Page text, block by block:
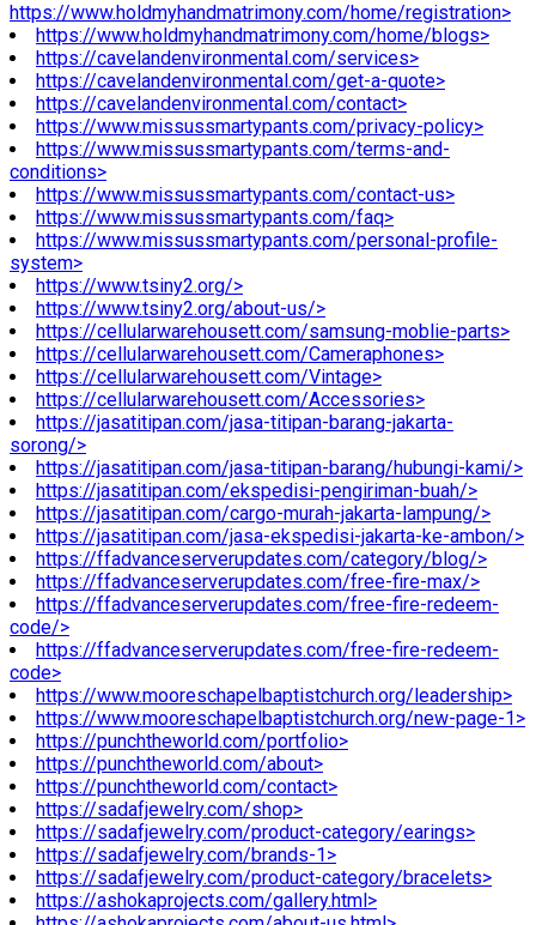
https://www.holdmyhandmatrimony.com/home/registration>
https://www.holdmyhandmatrimony.com/home/blogs>
https://cavelandenvironmental.com/services>
https://cavelandenvironmental.com/get-a-quote>
https://cavelandenvironmental.com/contact>
https://www.missussmartypants.com/privacy-policy>
https://www.missussmartypants.com/terms-and-
conditions>
https://www.missussmartypants.com/contact-us>
https://www.missussmartypants.com/faq>
https://www.missussmartypants.com/personal-profile-
system>
https://www.tsiny2.org/>
https://www.tsiny2.org/about-us/>
https://cellularwarehousett.com/samsung-moblie-parts>
https://cellularwarehousett.com/Cameraphones>
https://cellularwarehousett.com/Vintage>
https://cellularwarehousett.com/Accessories>
https://jasatitipan.com/jasa-titipan-barang-jakarta-
sorong/>
https://jasatitipan.com/jasa-titipan-barang/hubungi-kami/>
https://jasatitipan.com/ekspedisi-pengiriman-buah/>
https://jasatitipan.com/cargo-murah-jakarta-lampung/>
https://jasatitipan.com/jasa-ekspedisi-jakarta-ke-ambon/>
https://ffadvanceserverupdates.com/category/blog/>
https://ffadvanceserverupdates.com/free-fire-max/>
https://ffadvanceserverupdates.com/free-fire-redeem-
code/>
https://ffadvanceserverupdates.com/free-fire-redeem-
code>
https://www.mooreschapelbaptistchurch.org/leadership>
https://www.mooreschapelbaptistchurch.org/new-page-1>
https://punchtheworld.com/portfolio>
https://punchtheworld.com/about>
https://punchtheworld.com/contact>
https://sadafjewelry.com/shop>
https://sadafjewelry.com/product-category/earings>
https://sadafjewelry.com/brands-1>
https://sadafjewelry.com/product-category/bracelets>
https://ashokaprojects.com/gallery.html>